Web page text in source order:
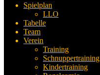
Spielplan
LLO
Tabelle
Team
Verein
Training
Schnuppertraining
Kindertraining